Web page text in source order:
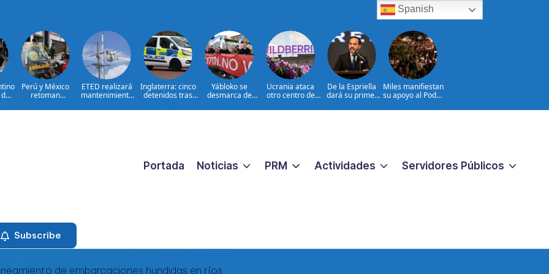
Perú y México
retoman
salvoconducto a
ETED realizará
mantenimiento
línea de
Inglaterra: cinco
detenidos tras
migrantes
Yábloko se
desmarca de
oposición rusa en
Ucrania ataca
otro centro de
Amazon ruso
De la Espriella
dará su primer
militares
Miles manifiestan
su apoyo al Poder
Rica
Portada Noticias PRM Actividades Servidores Públicos
Subscribe
Spanish